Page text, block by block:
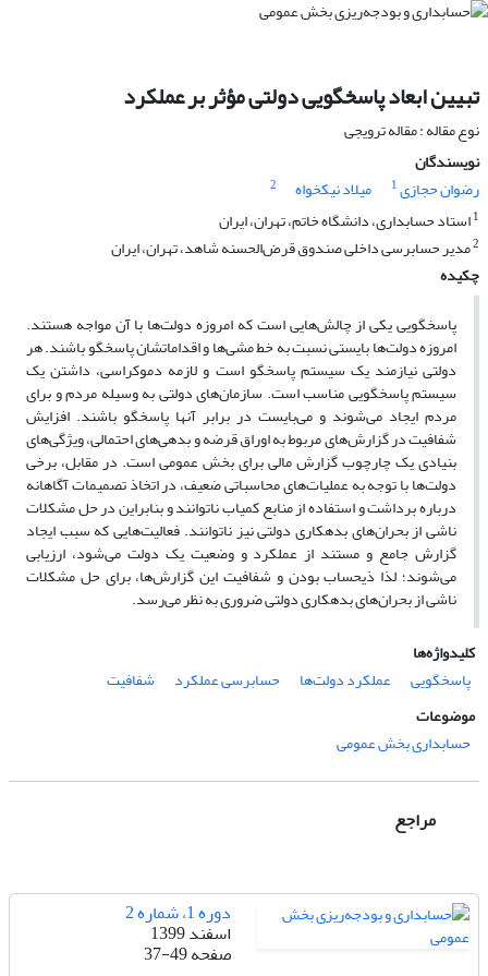
تبیین ابعاد پاسخگویی دولتی مؤثر بر عملکرد
نوع مقاله : مقاله ترویجی
نویسندگان
رضوان حجازی1 میلاد نیکخواه
2
1استاد حسابداری، دانشگاه خاتم، تهران، ایران
2مدیر حسابرسی داخلی صندوق قرض‌الحسنه شاهد، تهران، ایران
چکیده
پاسخگویی یکی از چالش‌هایی است که امروزه دولت‌ها با آن مواجه هستند.
امروزه دولت‌ها بایستی نسبت به خط مشی‌ها و اقداماتشان پاسخگو باشند. هر
دولتی نیازمند یک سیستم پاسخگو است و لازمه دموکراسی، داشتن یک
سیستم پاسخگویی مناسب است. سازمان‌های دولتی به وسیله مردم و برای
مردم ایجاد می‌شوند و می‌بایست در برابر آنها پاسخگو باشند. افزایش
شفافیت در گزارش‌های مربوط به اوراق قرضه و بدهی‌های احتمالی، ویژگی‌های
بنیادی یک چارچوب گزارش مالی برای بخش عمومی است. در مقابل، برخی
دولت‌ها با توجه به عملیات‌های محاسباتی ضعیف، در اتخاذ تصمیمات آگاهانه
درباره برداشت و استفاده از منابع کمیاب ناتوانند و بنابراین در حل مشکلات
ناشی از بحران‌های بدهکاری دولتی نیز ناتوانند. فعالیت‌هایی که سبب ایجاد
گزارش جامع و مستند از عملکرد و وضعیت یک دولت می‌شود، ارزیابی
می‌شوند؛ لذا ذیحساب بودن و شفافیت این گزارش‌ها، برای حل مشکلات
ناشی از بحران‌های بدهکاری دولتی ضروری به نظر می‌رسد.
کلیدواژه‌ها
پاسخگویی
عملکرد دولت‌ها حسابرسی عملکرد
شفافیت
موضوعات
حسابداری بخش عمومی
مراجع
دوره 1، شماره 2
اسفند 1399
صفحه37-49